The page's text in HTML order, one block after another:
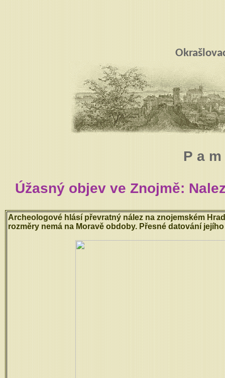
P a
Úžasný objev ve Znojmě:
Archeologové hlásí převratný nález na znojemském
rozměry nemá na Moravě obdoby. Přesné datování